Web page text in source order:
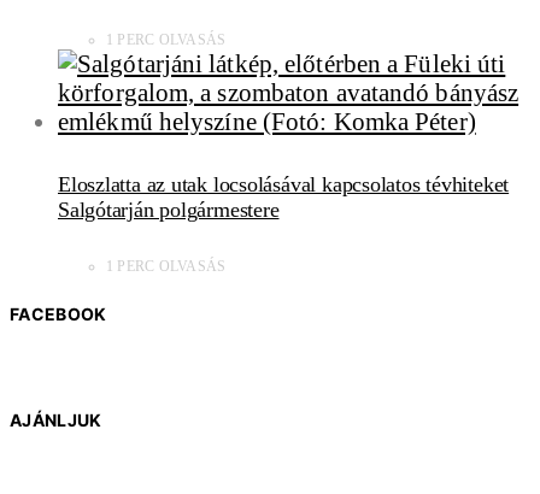
1 PERC OLVASÁS
Eloszlatta az utak locsolásával kapcsolatos tévhiteket
Salgótarján polgármestere
1 PERC OLVASÁS
FACEBOOK
AJÁNLJUK